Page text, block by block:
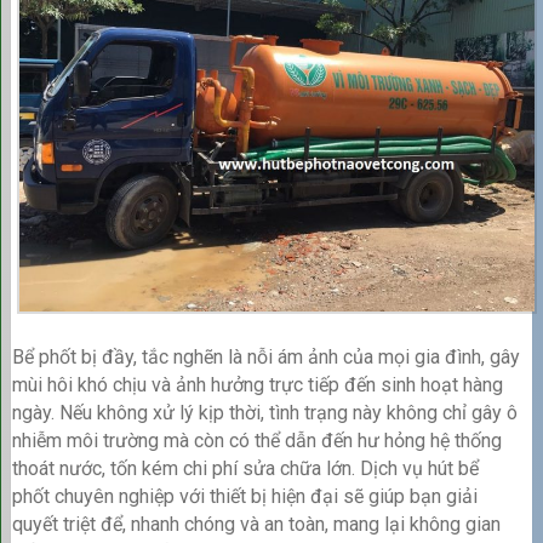
Bể phốt bị đầy, tắc nghẽn là nỗi ám ảnh của mọi gia đình, gây
mùi hôi khó chịu và ảnh hưởng trực tiếp đến sinh hoạt hàng
ngày. Nếu không xử lý kịp thời, tình trạng này không chỉ gây ô
nhiễm môi trường mà còn có thể dẫn đến hư hỏng hệ thống
thoát nước, tốn kém chi phí sửa chữa lớn. Dịch vụ hút bể
phốt chuyên nghiệp với thiết bị hiện đại sẽ giúp bạn giải
quyết triệt để, nhanh chóng và an toàn, mang lại không gian